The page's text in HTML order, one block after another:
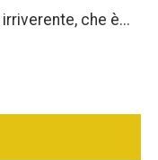
che è...